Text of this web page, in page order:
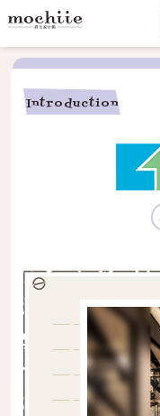
Introduction